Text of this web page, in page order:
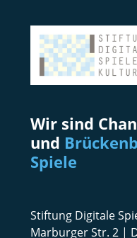
Wir sind
und
Spiele
Stiftung Digitale
Marburger Str. 2 |